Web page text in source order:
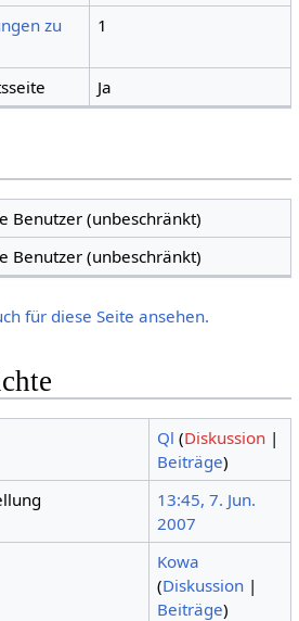
zu
1
Ja
Benutzer (unbeschränkt)
Benutzer (unbeschränkt)
für diese Seite ansehen.
Ql (Diskussion |
Beiträge)
13:45, 7. Jun.
2007
Kowa
(Diskussion |
Beiträge)